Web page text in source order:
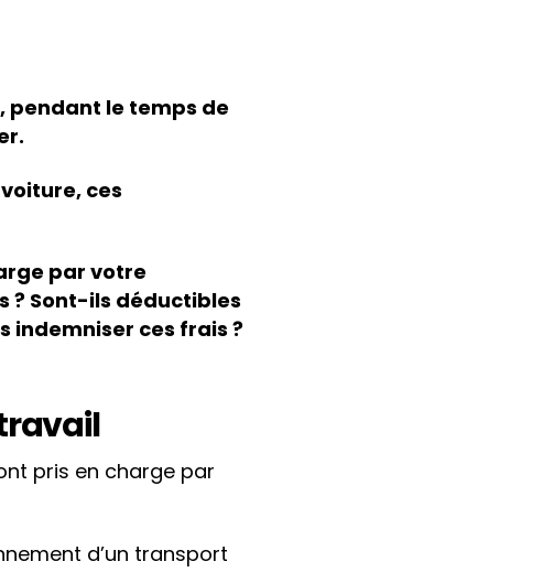
pendant le temps de
ces
par votre
? Sont-ils déductibles
indemniser ces frais ?
pris en charge par
d’un transport